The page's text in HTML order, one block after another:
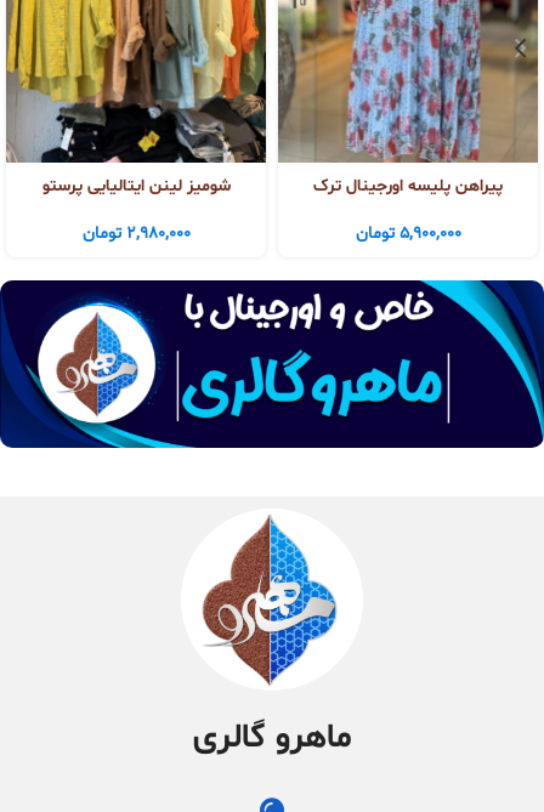
پیراهن پلیسه اورجینال ترک
5,900,000 تومان
شومیز لینن ایتالیایی پرستو
2,980,000 تومان
ماهرو گالری